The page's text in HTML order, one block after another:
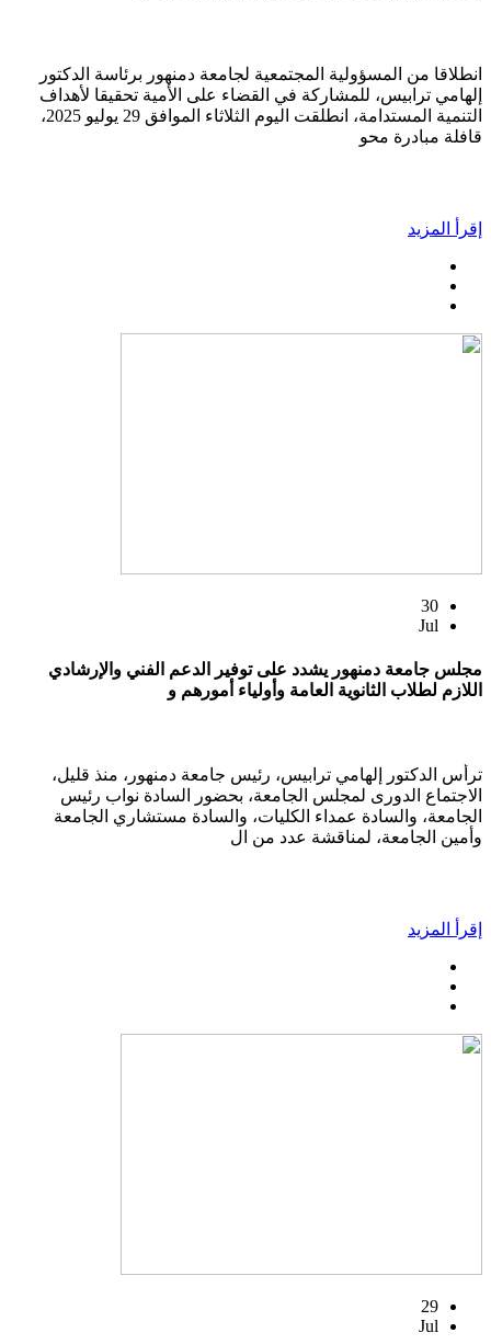
انطلاقا من المسؤولية المجتمعية لجامعة دمنهور برئاسة الدكتور
إلهامي ترابيس، للمشاركة في القضاء على الأمية تحقيقا لأهداف
التنمية المستدامة، انطلقت اليوم الثلاثاء الموافق 29 يوليو 2025،
قافلة مبادرة محو
إقرأ المزيد
30
Jul
مجلس جامعة دمنهور يشدد على توفير الدعم الفني والإرشادي
اللازم لطلاب الثانوية العامة وأولياء أمورهم و
ترأس الدكتور إلهامي ترابيس، رئيس جامعة دمنهور، منذ قليل،
الاجتماع الدورى لمجلس الجامعة، بحضور السادة نواب رئيس
الجامعة، والسادة عمداء الكليات، والسادة مستشاري الجامعة
وأمين الجامعة، لمناقشة عدد من ال
إقرأ المزيد
29
Jul